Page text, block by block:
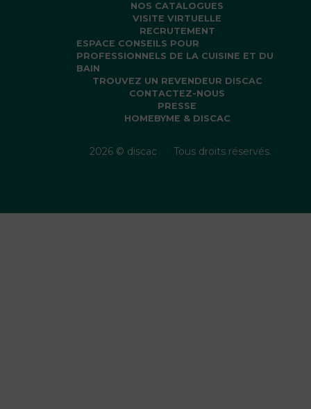
NOS CATALOGUES
VISITE VIRTUELLE
RECRUTEMENT
ESPACE CONSEILS POUR
PROFESSIONNELS DE LA CUISINE ET DU
BAIN
TROUVEZ UN REVENDEUR DISCAC
CONTACTEZ-NOUS
PRESSE
HOMEBYME & DISCAC
2026 © discac Tous droits réservés.